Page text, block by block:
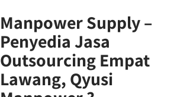
Manpower Supply –
Penyedia Jasa
Outsourcing Empat
Lawang, Qyusi